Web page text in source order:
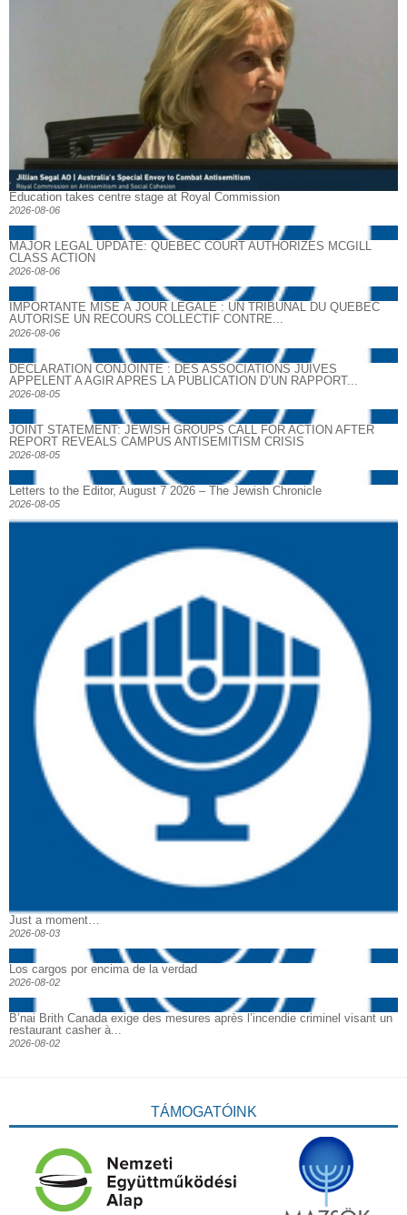
Education takes centre stage at Royal Commission
2026-08-06
MAJOR LEGAL UPDATE: QUEBEC COURT AUTHORIZES MCGILL
CLASS ACTION
2026-08-06
IMPORTANTE MISE À JOUR LÉGALE : UN TRIBUNAL DU QUÉBEC
AUTORISE UN RECOURS COLLECTIF CONTRE...
2026-08-06
DECLARATION CONJOINTE : DES ASSOCIATIONS JUIVES
APPELENT A AGIR APRES LA PUBLICATION D’UN RAPPORT...
2026-08-05
JOINT STATEMENT: JEWISH GROUPS CALL FOR ACTION AFTER
REPORT REVEALS CAMPUS ANTISEMITISM CRISIS
2026-08-05
Letters to the Editor, August 7 2026 – The Jewish Chronicle
2026-08-05
Just a moment…
2026-08-03
Los cargos por encima de la verdad
2026-08-02
B’nai Brith Canada exige des mesures après l’incendie criminel visant un
restaurant casher à...
2026-08-02
TÁMOGATÓINK